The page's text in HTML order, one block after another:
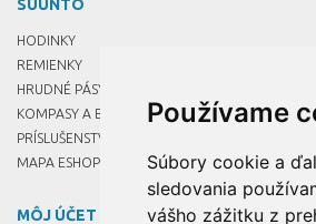
Používame
Súbory cookie a
sledovania
vášho zážitku z
SUUNTO
HODINKY
REMIENKY
HRUDNÉ PÁSY
KOMPASY A BUZOLY
PRÍSLUŠENSTVO
MAPA ESHOPU
MÔJ ÚČET